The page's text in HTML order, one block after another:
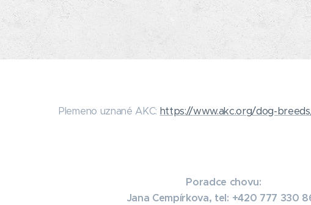
Plemeno uznané AKC: https://www.akc.org/dog-
Poradce chovu:
Jana Cempírkova, tel: +420 777 330